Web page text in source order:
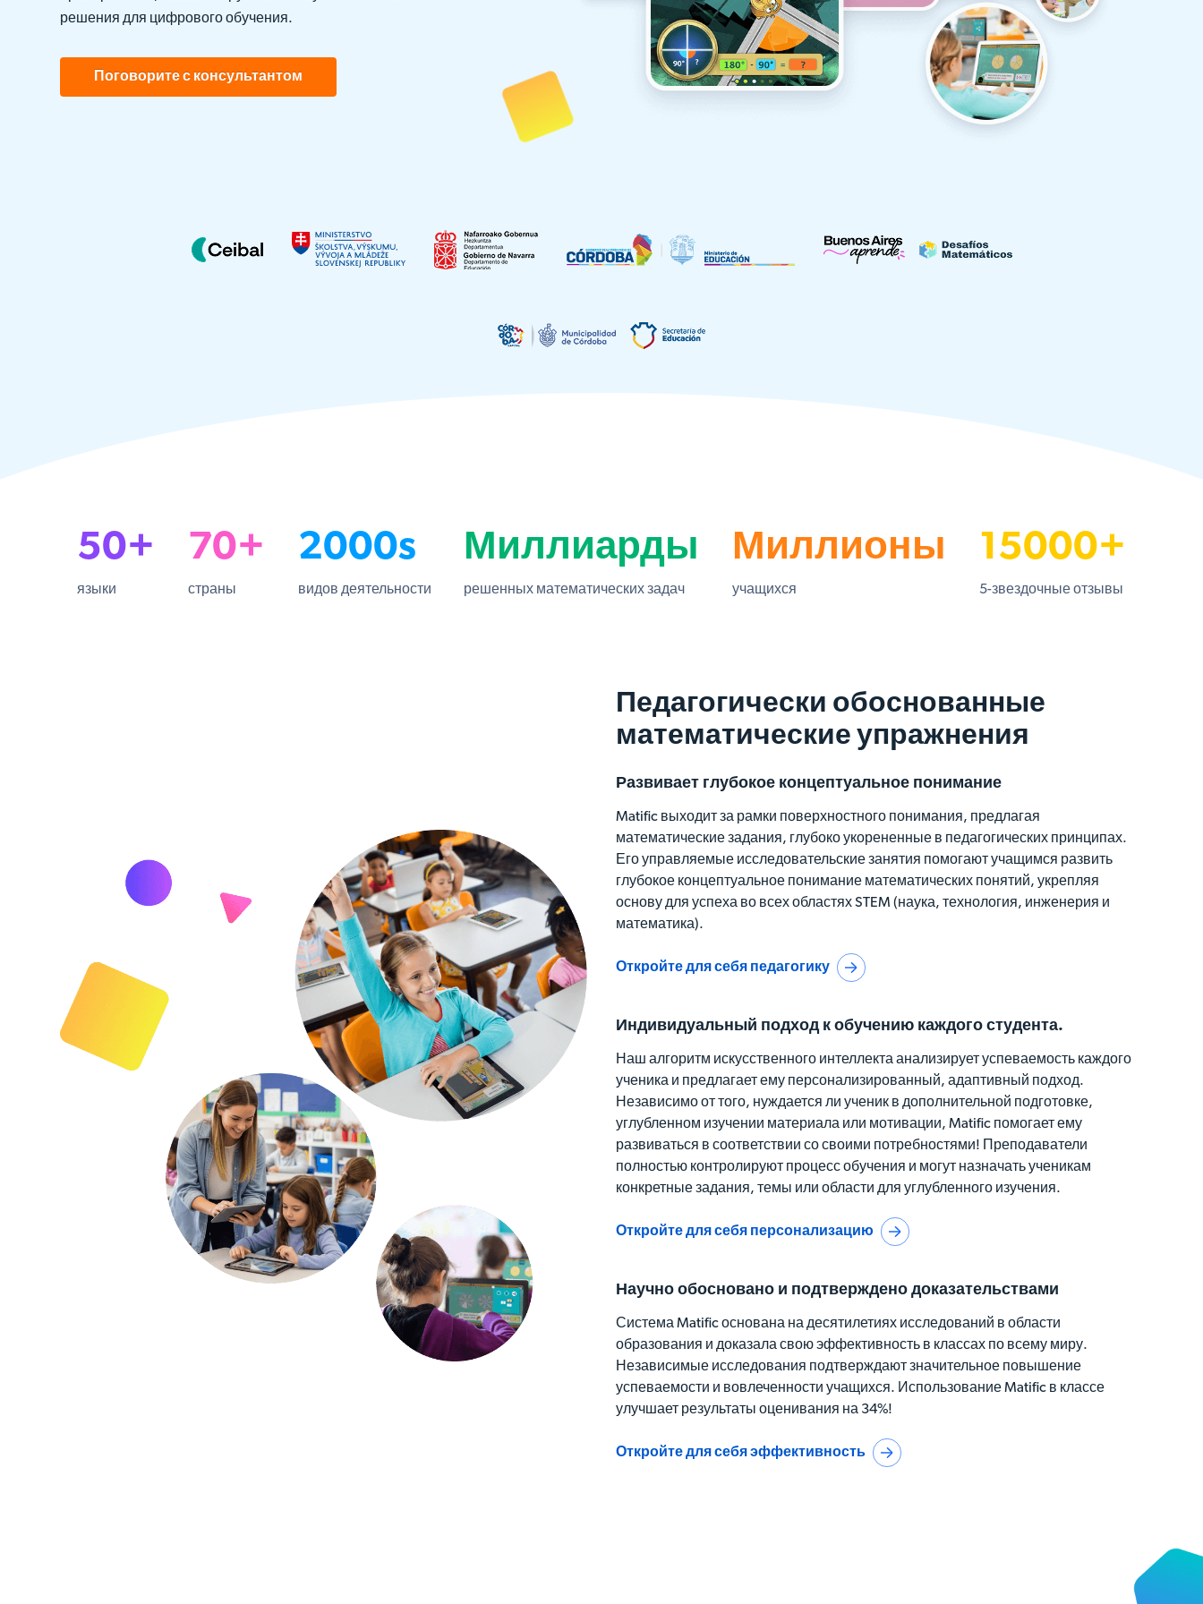
решения для цифрового обучения.
Поговорите с консультантом
50+
языки
70+
страны
2000s
видов деятельности
Миллиарды
решенных математических задач
Миллионы
учащихся
15000+
5-звездочные отзывы
Педагогически обоснованные
математические упражнения
Развивает глубокое концептуальное понимание
Matific выходит за рамки поверхностного понимания, предлагая
математические задания, глубоко укорененные в педагогических принципах.
Его управляемые исследовательские занятия помогают учащимся развить
глубокое концептуальное понимание математических понятий, укрепляя
основу для успеха во всех областях STEM (наука, технология, инженерия и
математика).
Откройте для себя педагогику
Индивидуальный подход к обучению каждого студента.
Наш алгоритм искусственного интеллекта анализирует успеваемость каждого
ученика и предлагает ему персонализированный, адаптивный подход.
Независимо от того, нуждается ли ученик в дополнительной подготовке,
углубленном изучении материала или мотивации, Matific помогает ему
развиваться в соответствии со своими потребностями! Преподаватели
полностью контролируют процесс обучения и могут назначать ученикам
конкретные задания, темы или области для углубленного изучения.
Откройте для себя персонализацию
Научно обосновано и подтверждено доказательствами
Система Matific основана на десятилетиях исследований в области
образования и доказала свою эффективность в классах по всему миру.
Независимые исследования подтверждают значительное повышение
успеваемости и вовлеченности учащихся. Использование Matific в классе
улучшает результаты оценивания на 34%!
Откройте для себя эффективность